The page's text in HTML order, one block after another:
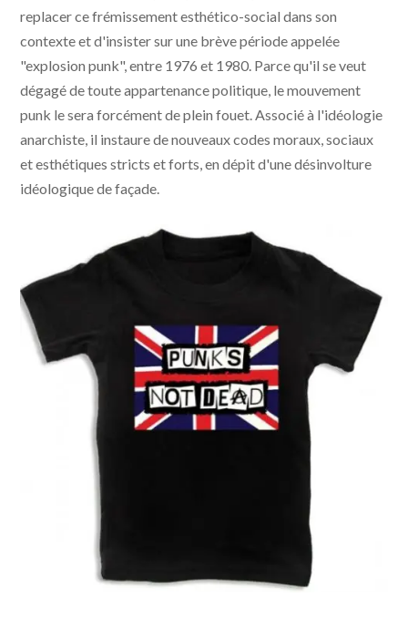
replacer ce frémissement esthético-social dans son
contexte et d'insister sur une brève période appelée
"explosion punk", entre 1976 et 1980. Parce qu'il se veut
dégagé de toute appartenance politique, le mouvement
punk le sera forcément de plein fouet. Associé à l'idéologie
anarchiste, il instaure de nouveaux codes moraux, sociaux
et esthétiques stricts et forts, en dépit d'une désinvolture
idéologique de façade.